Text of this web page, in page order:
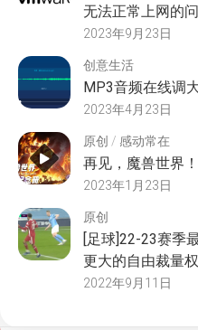
无法正常上网的
2023年9月23日
创意生活
MP3音频在线调
2023年4月23日
原创 / 感动常在
再见，魔兽世界
2023年1月23日
原创
[足球]22-23赛季
更大的自由裁量权
2022年9月11日